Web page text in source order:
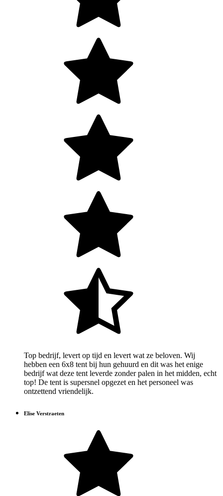
Top bedrijf, levert op tijd en levert wat ze beloven. Wij
hebben een 6x8 tent bij hun gehuurd en dit was het enige
bedrijf wat deze tent leverde zonder palen in het midden, echt
top! De tent is supersnel opgezet en het personeel was
ontzettend vriendelijk.
Elise Verstraeten